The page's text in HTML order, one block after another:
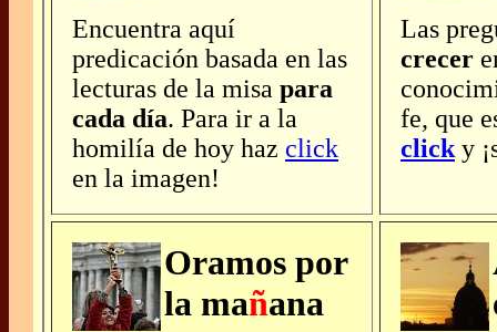
Encuentra aquí
predicación basada en las
lecturas de la misa para
cada día. Para ir a la
homilía de hoy haz click
en la imagen!
Las
crecer
fe, que
click y
Oramos por
la mañana